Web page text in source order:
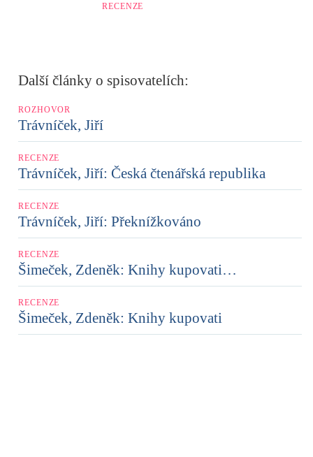
RECENZE
Další články o spisovatelích:
ROZHOVOR
Trávníček, Jiří
RECENZE
Trávníček, Jiří: Česká čtenářská republika
RECENZE
Trávníček, Jiří: Překnížkováno
RECENZE
Šimeček, Zdeněk: Knihy kupovati…
RECENZE
Šimeček, Zdeněk: Knihy kupovati